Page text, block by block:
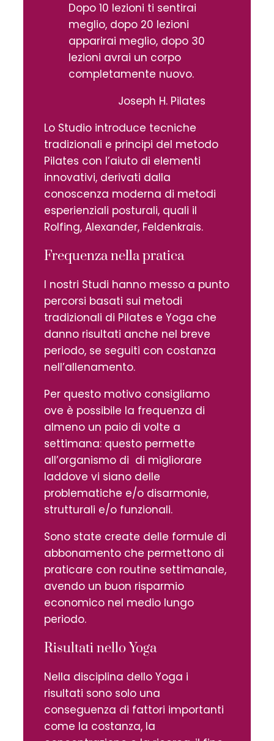
Dopo 10 lezioni ti sentirai
meglio, dopo 20 lezioni
apparirai meglio, dopo 30
lezioni avrai un corpo
completamente nuovo.
Joseph H. Pilates
Lo Studio introduce tecniche
tradizionali e principi del metodo
Pilates con l’aiuto di elementi
innovativi, derivati dalla
conoscenza moderna di metodi
esperienziali posturali, quali il
Rolfing, Alexander, Feldenkrais.
Frequenza nella pratica
I nostri Studi hanno messo a punto
percorsi basati sui metodi
tradizionali di Pilates e Yoga che
danno risultati anche nel breve
periodo, se seguiti con costanza
nell’allenamento.
Per questo motivo consigliamo
ove è possibile la frequenza di
almeno un paio di volte a
settimana: questo permette
all’organismo di di migliorare
laddove vi siano delle
problematiche e/o disarmonie,
strutturali e/o funzionali.
Sono state create delle formule di
abbonamento che permettono di
praticare con routine settimanale,
avendo un buon risparmio
economico nel medio lungo
periodo.
Risultati nello Yoga
Nella disciplina dello Yoga i
risultati sono solo una
conseguenza di fattori importanti
come la costanza, la